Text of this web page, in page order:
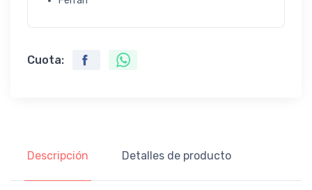
Cuota:
Descripción Detalles de producto